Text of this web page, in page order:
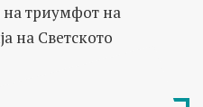
на триумфот на
на Светското